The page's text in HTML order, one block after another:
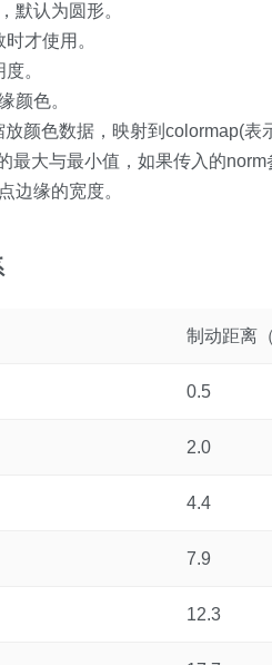
默认为圆形。
才使用。
。
颜色。
放颜色数据，映射到colormap(表
最大与最小值，如果传入的
边缘的宽度。
制动距离（
0.5
2.0
4.4
7.9
12.3